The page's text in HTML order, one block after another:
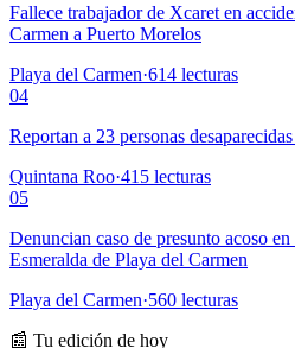
Fallece trabajador de Xcaret en
Carmen a Puerto Morelos
Playa del Carmen·614 lecturas
04
Reportan a 23 personas
Quintana Roo·415 lecturas
05
Denuncian caso de presunto acoso
Esmeralda de Playa del Carmen
Playa del Carmen·560 lecturas
📰 Tu edición de hoy